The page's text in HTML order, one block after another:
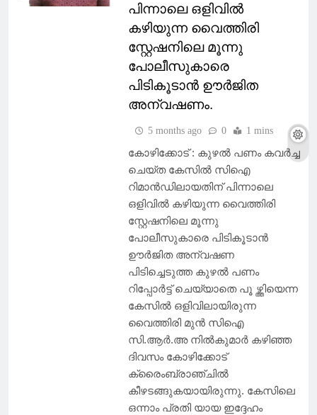
പിന്നാലെ ഒളിവിൽ
കഴിയുന്ന വൈത്തിരി
സ്റ്റേഷനിലെ മൂന്നു
പോലീസുകാരെ
പിടികൂടാൻ ഊർജിത
അന്വഷണം.
5 months ago 0 1 mins
കോഴിക്കോട് : കുഴൽ പണം കവർച്ച
ചെയ്ത കേസിൽ സിഐ
റിമാൻഡിലായതിന് പിന്നാലെ
ഒളിവിൽ കഴിയുന്ന വൈത്തിരി
സ്റ്റേഷനിലെ മൂന്നു
പോലീസുകാരെ പിടികൂടാൻ
ഊർജിത അന്വഷണ
പിടിച്ചെടുത്ത കുഴൽ പണം
റിപ്പോർട്ട് ചെയ്യാതെ പൂ ഴ്ത്തിയെന്ന
കേസിൽ ഒളിവിലായിരുന്ന
വൈത്തിരി മുൻ സിഐ
സി.ആർ.അ നിൽകുമാർ കഴിഞ്ഞ
ദിവസം കോഴിക്കോട്
ക്രൈംബ്രാഞ്ചിൽ
കീഴടങ്ങുകയായിരുന്നു. കേസിലെ
ഒന്നാം പ്രതി യായ ഇദ്ദേഹം